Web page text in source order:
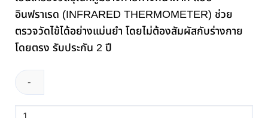
อินฟราเรด (INFRARED THERMOMETER) ช่วย
ตรวจวัดไข้ได้อย่างแม่นยำ โดยไม่ต้องสัมผัสกับร่างกาย
โดยตรง รับประกัน 2 ปี
จำนวน